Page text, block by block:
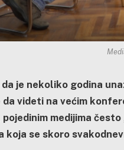
je nekoliko godina
videti na većim
medijima
koja se skoro